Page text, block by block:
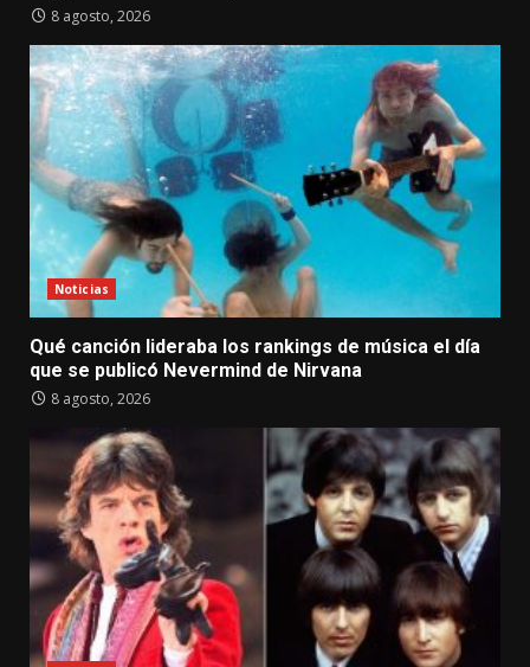
8 agosto, 2026
Noticias
Qué canción lideraba los rankings de música el día
que se publicó Nevermind de Nirvana
8 agosto, 2026